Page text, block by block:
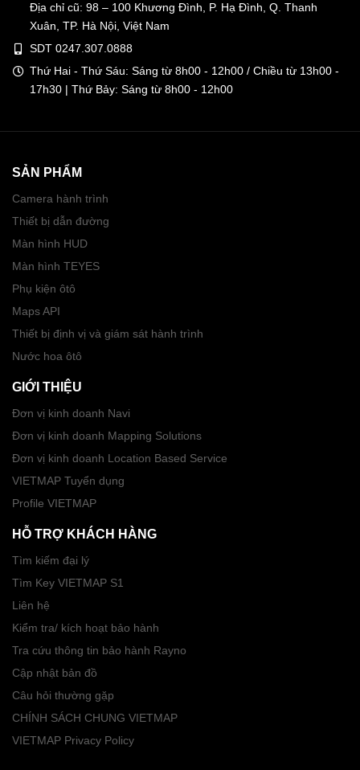
Địa chỉ cũ: 98 – 100 Khương Đình, P. Hạ Đình, Q. Thanh
Xuân, TP. Hà Nội, Việt Nam
SDT 0247.307.0888
Thứ Hai - Thứ Sáu: Sáng từ 8h00 - 12h00 / Chiều từ 13h00 -
17h30 | Thứ Bảy: Sáng từ 8h00 - 12h00
SẢN PHẨM
Camera hành trình
Thiết bị dẫn đường
Màn hình HUD
Màn hình TEYES
Phụ kiện ôtô
Maps API
Thiết bị định vị và giám sát hành trình
Nước hoa ôtô
GIỚI THIỆU
Đơn vị kinh doanh Navi
Đơn vị kinh doanh Mapping Solutions
Đơn vị kinh doanh Location Based Service
VIETMAP Tuyển dụng
Profile VIETMAP
HỖ TRỢ KHÁCH HÀNG
Tìm kiếm đại lý
Tìm Key VIETMAP S1
Liên hệ
Kiểm tra/ kích hoạt bảo hành
Tra cứu thông tin bảo hành Rayno
Cập nhật bản đồ
Câu hỏi thường gặp
CHÍNH SÁCH CHUNG VIETMAP
VIETMAP Privacy Policy